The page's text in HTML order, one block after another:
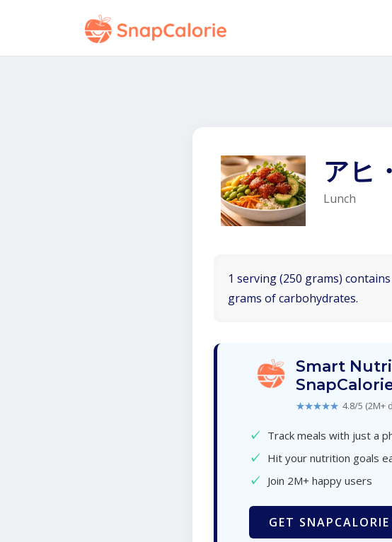
アヒ
Lunch
1 serving (250 grams)
grams of carbohydrates.
Smart
★★★★★ 4.8/5 (2M+
✓ Track meals with just a
✓ Hit your nutrition goals
✓ Join 2M+ happy users
GET SNAPCALORIE